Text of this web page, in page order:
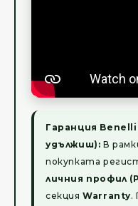
Гаранция
удължиш): В
покупката
личния профил
секцияWarranty.